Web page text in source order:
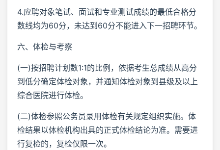
4.应聘对象笔试、面试和专业测试成绩的最低合格分
数线均为60分，未达到60分不能进入下一招聘环节。
六、体检与考察
(一)按招聘计划数1:1的比例，依据考生总成绩从高分
到低分确定体检对象，并通知体检对象到县级及以上
综合医院进行体检。
(二)体检参照公务员录用体检有关规定组织实施。体
检结果以体检机构出具的正式体检结论为准。需要进
行复检的，复检仅限一次。